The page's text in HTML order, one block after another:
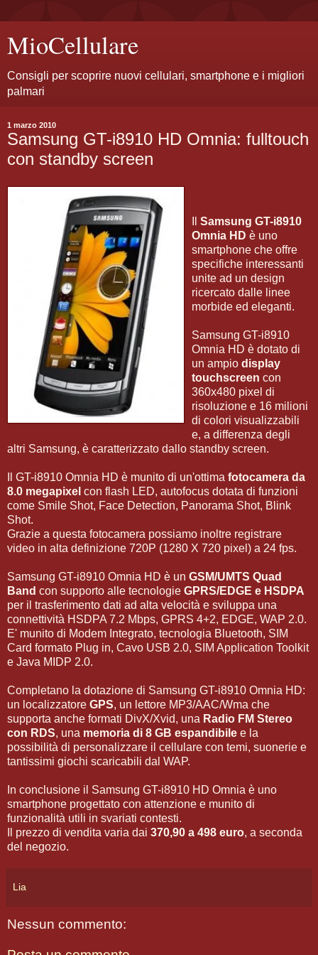
MioCellulare
Consigli per scoprire nuovi cellulari, smartphone e i migliori
palmari
1 marzo 2010
Samsung GT-i8910 HD Omnia: fulltouch
con standby screen
Samsung GT-i8910
Omnia HD è uno
smartphone che offre
specifiche interessanti
unite ad un design
ricercato dalle linee
morbide ed eleganti.
Samsung GT-i8910
Omnia HD è dotato di
un ampio display
touchscreen con
360x480 pixel di
risoluzione e 16 milioni
di colori visualizzabili
e, a differenza degli
altri Samsung, è caratterizzato dallo standby screen.
Il GT-i8910 Omnia HD è munito di un'ottima fotocamera da
8.0 megapixel con flash LED, autofocus dotata di funzioni
come Smile Shot, Face Detection, Panorama Shot, Blink
Shot.
Grazie a questa fotocamera possiamo inoltre registrare
video in alta definizione 720P (1280 X 720 pixel) a 24 fps.
Samsung GT-i8910 Omnia HD è un GSM/UMTS Quad
Band con supporto alle tecnologie GPRS/EDGE e HSDPA
per il trasferimento dati ad alta velocità e sviluppa una
connettività HSDPA 7.2 Mbps, GPRS 4+2, EDGE, WAP 2.0.
E' munito di Modem Integrato, tecnologia Bluetooth, SIM
Card formato Plug in, Cavo USB 2.0, SIM Application Toolkit
e Java MIDP 2.0.
Completano la dotazione di Samsung GT-i8910 Omnia HD:
un localizzatore GPS, un lettore MP3/AAC/Wma che
supporta anche formati DivX/Xvid, una Radio FM Stereo
con RDS, una memoria di 8 GB espandibile e la
possibilità di personalizzare il cellulare con temi, suonerie e
tantissimi giochi scaricabili dal WAP.
In conclusione il Samsung GT-i8910 HD Omnia è uno
smartphone progettato con attenzione e munito di
funzionalità utili in svariati contesti.
Il prezzo di vendita varia dai 370,90 a 498 euro, a seconda
del negozio.
Lia
Nessun commento: